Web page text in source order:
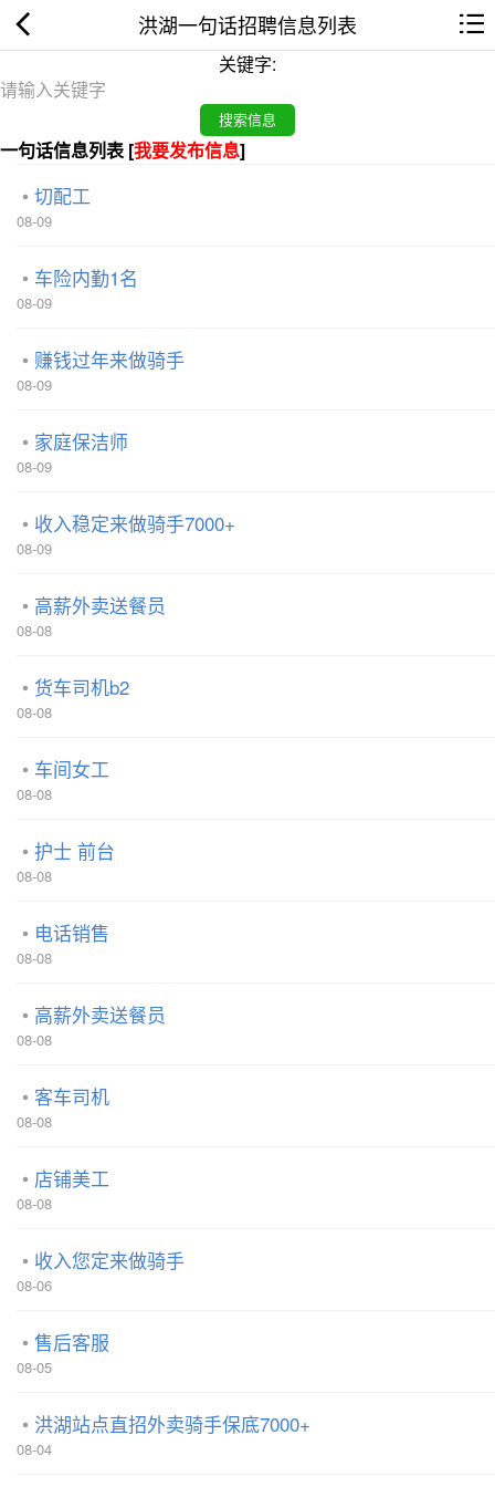
洪湖一句话招聘信息列表
关键字:
一句话信息列表 [我要发布信息]
切配工
08-09
车险内勤1名
08-09
赚钱过年来做骑手
08-09
家庭保洁师
08-09
收入稳定来做骑手7000+
08-09
高薪外卖送餐员
08-08
货车司机b2
08-08
车间女工
08-08
护士 前台
08-08
电话销售
08-08
高薪外卖送餐员
08-08
客车司机
08-08
店铺美工
08-08
收入您定来做骑手
08-06
售后客服
08-05
洪湖站点直招外卖骑手保底7000+
08-04